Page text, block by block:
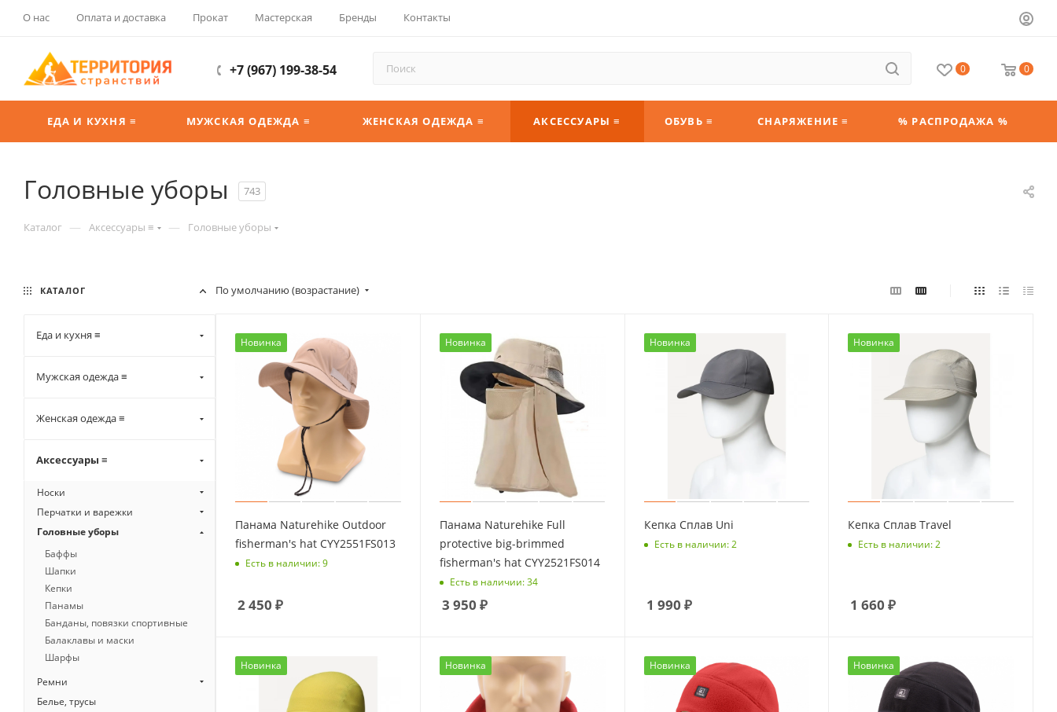
О нас Оплата и доставка Прокат Мастерская Бренды Контакты
+7 (967) 199-38-54 0 0
ЕДА И КУХНЯ ≡ МУЖСКАЯ ОДЕЖДА ≡ ЖЕНСКАЯ ОДЕЖДА ≡ АКСЕССУАРЫ ≡ ОБУВЬ ≡ СНАРЯЖЕНИЕ ≡ % РАСПРОДАЖА %
Головные уборы 743
Каталог — Аксессуары ≡ — Головные уборы
По умолчанию (возрастание)
Новинка
Панама Naturehike Outdoor
fisherman's hat CYY2551FS013
Есть в наличии: 9
2 450 ₽
Новинка
Панама Naturehike Full
protective big-brimmed
fisherman's hat CYY2521FS014
Есть в наличии: 34
3 950 ₽
Новинка
Кепка Сплав Uni
Есть в наличии: 2
1 990 ₽
Новинка
Кепка Сплав Travel
Есть в наличии: 2
1 660 ₽
Новинка Новинка Новинка Новинка
КАТАЛОГ
Еда и кухня ≡
Мужская одежда ≡
Женская одежда ≡
Аксессуары ≡
Носки
Перчатки и варежки
Головные уборы
Баффы
Шапки
Кепки
Панамы
Банданы, повязки спортивные
Балаклавы и маски
Шарфы
Ремни
Белье, трусы